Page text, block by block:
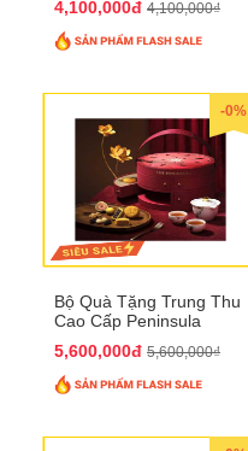
4,100,000đ 4,100,000₫
-0%
Bộ Quà Tặng Trung Thu
Cao Cấp Peninsula
5,600,000đ 5,600,000₫